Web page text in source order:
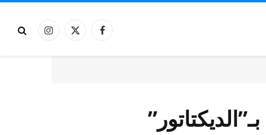
فيسبوكX
الانستغرام